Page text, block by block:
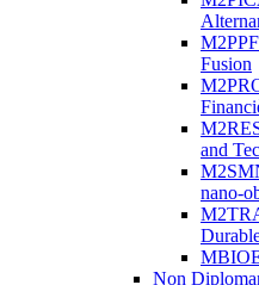
Fusion
and
nano-
Non